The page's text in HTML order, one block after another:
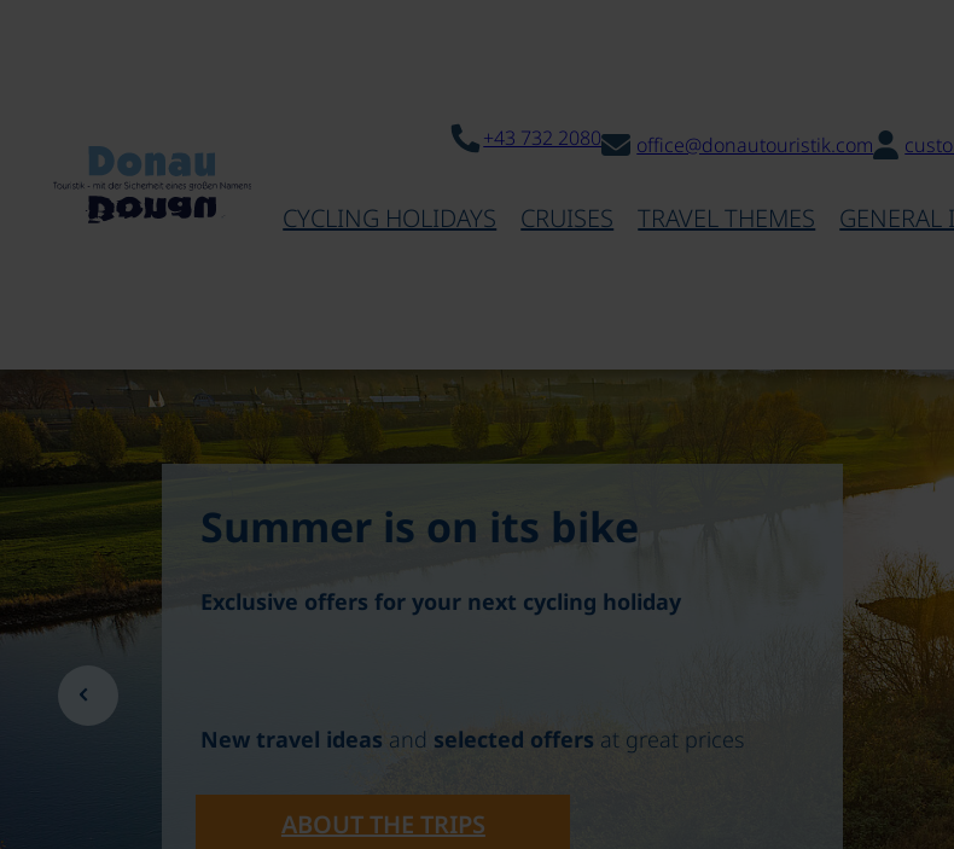
+43 732 2080 office@donautouristik.com
CYCLING HOLIDAYS CRUISES TRAVEL THEMES GENERAL
Summer is on its bike
Exclusive offers for your next cycling holiday
New travel ideas and selected offers at great prices
ABOUT THE TRIPS